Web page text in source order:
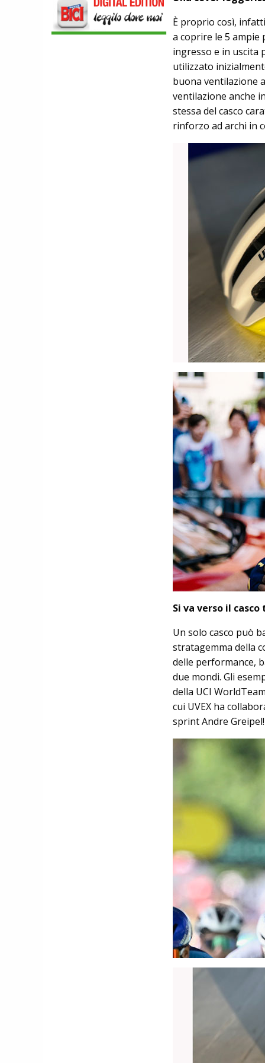
PER DOMINARE LE VETTE PIU' DURE
EBIKE
POLINI E-P3+ CAMPIONE DEL MONDO
È proprio così,
a coprire le 5 ampie
ingresso e in uscita
utilizzato
buona ventilazione
ventilazione anche
stessa del casco
rinforzo ad archi in
Si va verso il
Un solo casco può
stratagemma della
delle performance,
due mondi. Gli
della UCI
cui UVEX ha
sprint Andre Greipel!